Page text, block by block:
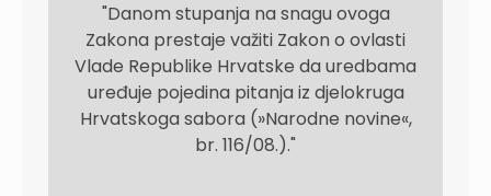
"Danom stupanja na snagu ovoga
Zakona prestaje važiti Zakon o ovlasti
Vlade Republike Hrvatske da uredbama
uređuje pojedina pitanja iz djelokruga
Hrvatskoga sabora (»Narodne novine«,
br. 116/08.)."